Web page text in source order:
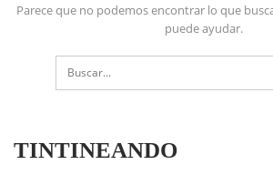
Parece que no podemos encontrar lo que
puede ayudar.
TINTINEANDO